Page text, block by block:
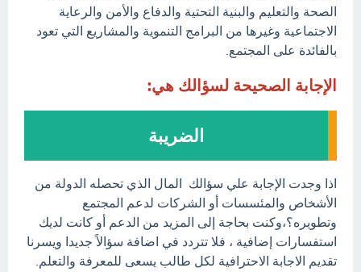
الصحة والتعليم والبنية التحتية والدفاع والأمن والرعاية
الاجتماعية وغيرها من البرامج التنموية والمشاريع التي تعود
بالفائدة على المجتمع.
الإجابة الصحيحة لسؤالك هي:
الضريبة
اذا وجدت الإجابة علي سؤالك المال الذي تحصله الدولة من
الأشخاص والمئسسات أو الشركات لدعم المجتمع
وتطويره؟،وكنت بحاجة إلى المزيد من الدعم أو كانت لديك
استفسارات إضافية ، فلا تتردد في اضافة سؤالاً جديدا ويسرنا
تقديم الاجابة الاحترافية لكل طالب يسعى للمعرفة والتعلم.